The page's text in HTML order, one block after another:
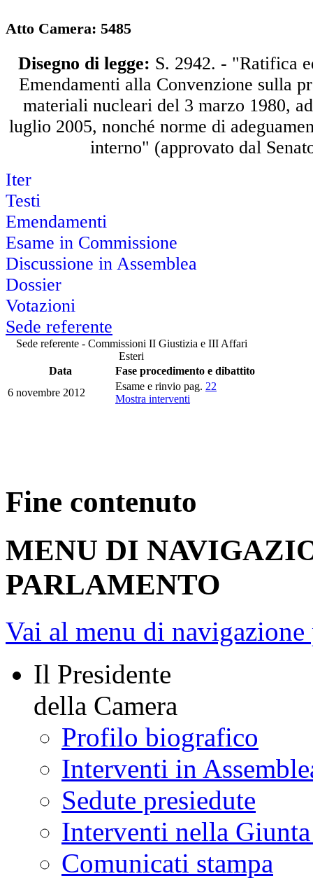
Atto Camera: 5485
Disegno di legge: S. 2942. - "Ratifica
Emendamenti alla Convenzione sulla
materiali nucleari del 3 marzo 1980,
luglio 2005, nonché norme di
interno" (approvato dal
Iter
Testi
Emendamenti
Esame in Commissione
Discussione in Assemblea
Dossier
Votazioni
Sede referente
Sede referente - Commissioni II Giustizia e III Affari
Esteri
Data
Fase procedimento e dibattito
6 novembre 2012
Esame e rinvio pag. 22
Mostra interventi
Fine contenuto
MENU DI
PARLAMENTO
Vai al menu di
Il Presidente
della Camera
Profilo biografico
Interventi in
Sedute presiedute
Interventi nella
Comunicati stampa